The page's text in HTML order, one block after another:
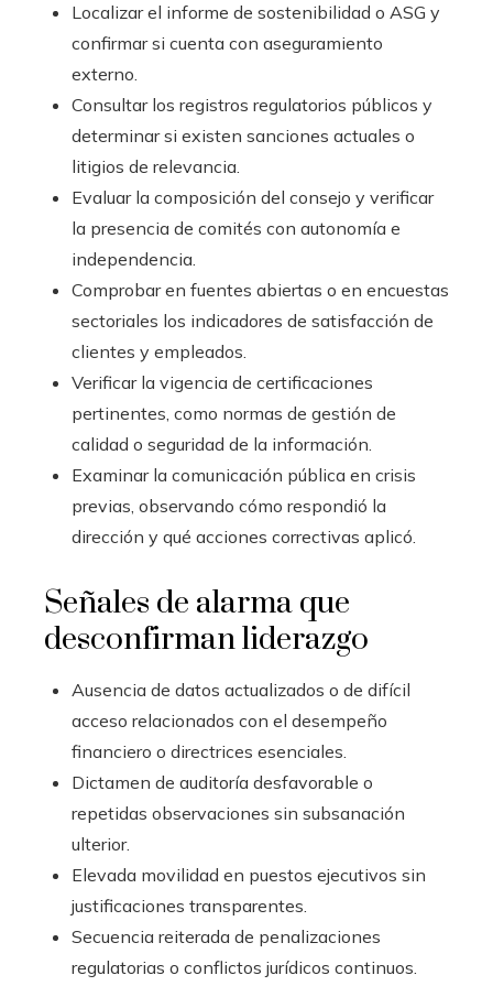
Localizar el informe de sostenibilidad o ASG y
confirmar si cuenta con aseguramiento
externo.
Consultar los registros regulatorios públicos y
determinar si existen sanciones actuales o
litigios de relevancia.
Evaluar la composición del consejo y verificar
la presencia de comités con autonomía e
independencia.
Comprobar en fuentes abiertas o en encuestas
sectoriales los indicadores de satisfacción de
clientes y empleados.
Verificar la vigencia de certificaciones
pertinentes, como normas de gestión de
calidad o seguridad de la información.
Examinar la comunicación pública en crisis
previas, observando cómo respondió la
dirección y qué acciones correctivas aplicó.
Señales de alarma que
desconfirman liderazgo
Ausencia de datos actualizados o de difícil
acceso relacionados con el desempeño
financiero o directrices esenciales.
Dictamen de auditoría desfavorable o
repetidas observaciones sin subsanación
ulterior.
Elevada movilidad en puestos ejecutivos sin
justificaciones transparentes.
Secuencia reiterada de penalizaciones
regulatorias o conflictos jurídicos continuos.